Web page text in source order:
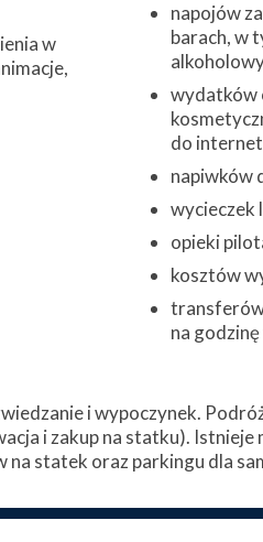
w
napojów
barach, w
wydatków
do
napiwków
wycieczek
opieki
kosztów
transferów
na
i wypoczynek.
i zakup na statku). Istnieje
statek oraz parkingu dla